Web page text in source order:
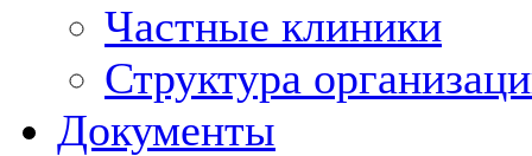
Частные клиники
Структура
Документы